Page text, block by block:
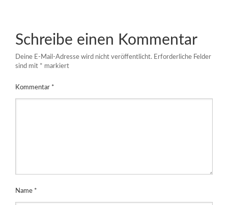
Schreibe einen Kommentar
Deine E-Mail-Adresse wird nicht veröffentlicht. Erforderliche Felder
sind mit * markiert
Kommentar *
Name *